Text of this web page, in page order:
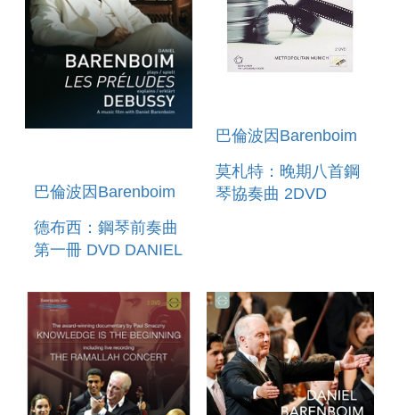
巴倫波因Barenboim
德布西：鋼琴前奏曲
第一冊 DVD DANIEL
PLAYS & EXPLAINS
DEBUSSY - LES
PRELUDES, 1S
巴倫波因Barenboim
莫札特：晚期八首鋼
琴協奏曲 2DVD